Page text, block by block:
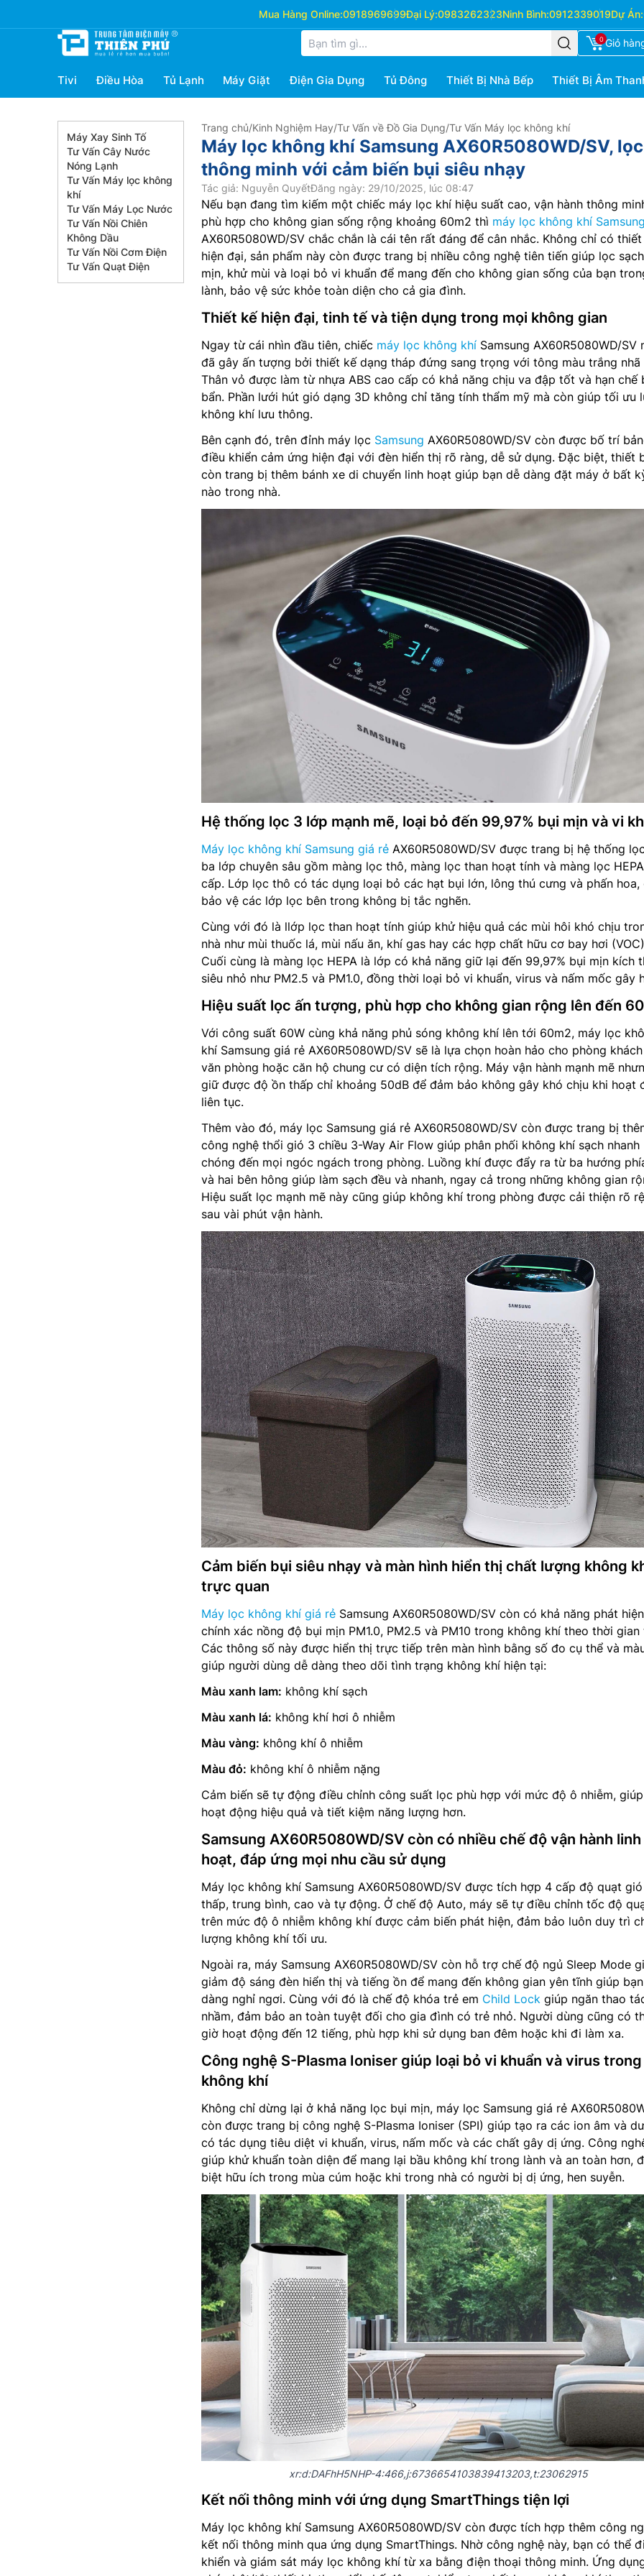
Mua Hàng Online:0918969699Đại Lý:0983262323Ninh Bình:0912339019Dự Án:
0 Giỏ
Tivi Điều Hòa Tủ Lạnh Máy Giặt Điện Gia Dụng Tủ Đông Thiết Bị Nhà Bếp Thiết Bị Âm
Máy Xay Sinh Tố
Tư Vấn Cây Nước
Nóng Lạnh
Tư Vấn Máy lọc không
khí
Tư Vấn Máy Lọc Nước
Tư Vấn Nồi Chiên
Không Dầu
Tư Vấn Nồi Cơm Điện
Tư Vấn Quạt Điện
Trang chủ/Kinh Nghiệm Hay/Tư Vấn về Đồ Gia Dụng/Tư Vấn Máy lọc không khí
Máy lọc không khí Samsung AX60R5080WD/SV,
thông minh với cảm biến bụi siêu nhạy
Tác giả: Nguyễn QuyếtĐăng ngày: 29/10/2025, lúc 08:47
Nếu bạn đang tìm kiếm một chiếc máy lọc khí hiệu suất cao, vận hành thông
phù hợp cho không gian sống rộng khoảng 60m2 thì máy lọc không khí
AX60R5080WD/SV chắc chắn là cái tên rất đáng để cân nhắc. Không chỉ có
hiện đại, sản phẩm này còn được trang bị nhiều công nghệ tiên tiến giúp lọc
mịn, khử mùi và loại bỏ vi khuẩn để mang đến cho không gian sống của bạn
lành, bảo vệ sức khỏe toàn diện cho cả gia đình.
Thiết kế hiện đại, tinh tế và tiện dụng trong mọi không gian
Ngay từ cái nhìn đầu tiên, chiếc máy lọc không khí Samsung AX60R5080WD/SV
đã gây ấn tượng bởi thiết kế dạng tháp đứng sang trọng với tông màu trắng nhã
Thân vỏ được làm từ nhựa ABS cao cấp có khả năng chịu va đập tốt và hạn chế
bẩn. Phần lưới hút gió dạng 3D không chỉ tăng tính thẩm mỹ mà còn giúp tối ưu
không khí lưu thông.
Bên cạnh đó, trên đỉnh máy lọc Samsung AX60R5080WD/SV còn được bố trí
điều khiển cảm ứng hiện đại với đèn hiển thị rõ ràng, dễ sử dụng. Đặc biệt, thiết
còn trang bị thêm bánh xe di chuyển linh hoạt giúp bạn dễ dàng đặt máy ở bất
nào trong nhà.
Hệ thống lọc 3 lớp mạnh mẽ, loại bỏ đến 99,97% bụi mịn và vi
Máy lọc không khí Samsung giá rẻ AX60R5080WD/SV được trang bị hệ thống
ba lớp chuyên sâu gồm màng lọc thô, màng lọc than hoạt tính và màng lọc
cấp. Lớp lọc thô có tác dụng loại bỏ các hạt bụi lớn, lông thú cưng và phấn hoa,
bảo vệ các lớp lọc bên trong không bị tắc nghẽn.
Cùng với đó là llớp lọc than hoạt tính giúp khử hiệu quả các mùi hôi khó chịu
nhà như mùi thuốc lá, mùi nấu ăn, khí gas hay các hợp chất hữu cơ bay hơi
Cuối cùng là màng lọc HEPA là lớp có khả năng giữ lại đến 99,97% bụi mịn kích
siêu nhỏ như PM2.5 và PM1.0, đồng thời loại bỏ vi khuẩn, virus và nấm mốc gây
Hiệu suất lọc ấn tượng, phù hợp cho không gian rộng lên đến
Với công suất 60W cùng khả năng phủ sóng không khí lên tới 60m2, máy lọc
khí Samsung giá rẻ AX60R5080WD/SV sẽ là lựa chọn hoàn hảo cho phòng
văn phòng hoặc căn hộ chung cư có diện tích rộng. Máy vận hành mạnh mẽ
giữ được độ ồn thấp chỉ khoảng 50dB để đảm bảo không gây khó chịu khi hoạt
liên tục.
Thêm vào đó, máy lọc Samsung giá rẻ AX60R5080WD/SV còn được trang bị
công nghệ thổi gió 3 chiều 3-Way Air Flow giúp phân phối không khí sạch nhanh
chóng đến mọi ngóc ngách trong phòng. Luồng khí được đẩy ra từ ba hướng
và hai bên hông giúp làm sạch đều và nhanh, ngay cả trong những không gian
Hiệu suất lọc mạnh mẽ này cũng giúp không khí trong phòng được cải thiện rõ
sau vài phút vận hành.
Cảm biến bụi siêu nhạy và màn hình hiển thị chất lượng không
trực quan
Máy lọc không khí giá rẻ Samsung AX60R5080WD/SV còn có khả năng phát hiện
chính xác nồng độ bụi mịn PM1.0, PM2.5 và PM10 trong không khí theo thời gian
Các thông số này được hiển thị trực tiếp trên màn hình bằng số đo cụ thể và
giúp người dùng dễ dàng theo dõi tình trạng không khí hiện tại:
Màu xanh lam: không khí sạch
Màu xanh lá: không khí hơi ô nhiễm
Màu vàng: không khí ô nhiễm
Màu đỏ: không khí ô nhiễm nặng
Cảm biến sẽ tự động điều chỉnh công suất lọc phù hợp với mức độ ô nhiễm,
hoạt động hiệu quả và tiết kiệm năng lượng hơn.
Samsung AX60R5080WD/SV còn có nhiều chế độ vận hành linh
hoạt, đáp ứng mọi nhu cầu sử dụng
Máy lọc không khí Samsung AX60R5080WD/SV được tích hợp 4 cấp độ quạt
thấp, trung bình, cao và tự động. Ở chế độ Auto, máy sẽ tự điều chỉnh tốc độ
trên mức độ ô nhiễm không khí được cảm biến phát hiện, đảm bảo luôn duy trì
lượng không khí tối ưu.
Ngoài ra, máy Samsung AX60R5080WD/SV còn hỗ trợ chế độ ngủ Sleep Mode
giảm độ sáng đèn hiển thị và tiếng ồn để mang đến không gian yên tĩnh giúp
dàng nghỉ ngơi. Cùng với đó là chế độ khóa trẻ em Child Lock giúp ngăn thao
nhầm, đảm bảo an toàn tuyệt đối cho gia đình có trẻ nhỏ. Người dùng cũng có
giờ hoạt động đến 12 tiếng, phù hợp khi sử dụng ban đêm hoặc khi đi làm xa.
Công nghệ S-Plasma Ioniser giúp loại bỏ vi khuẩn và virus trong
không khí
Không chỉ dừng lại ở khả năng lọc bụi mịn, máy lọc Samsung giá rẻ
còn được trang bị công nghệ S-Plasma Ioniser (SPI) giúp tạo ra các ion âm và
có tác dụng tiêu diệt vi khuẩn, virus, nấm mốc và các chất gây dị ứng. Công
giúp khử khuẩn toàn diện để mang lại bầu không khí trong lành và an toàn hơn,
biệt hữu ích trong mùa cúm hoặc khi trong nhà có người bị dị ứng, hen suyễn.
xr:d:DAFhH5NHP-4:466,j:6736654103839413203,t:23062915
Kết nối thông minh với ứng dụng SmartThings tiện lợi
Máy lọc không khí Samsung AX60R5080WD/SV còn được tích hợp thêm công
kết nối thông minh qua ứng dụng SmartThings. Nhờ công nghệ này, bạn có thể
khiển và giám sát máy lọc không khí từ xa bằng điện thoại thông minh. Ứng